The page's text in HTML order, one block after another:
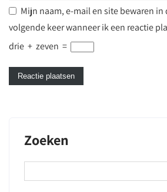
Mijn naam, e-mail en site bewaren in
volgende keer wanneer ik een reactie
drie + zeven =
Zoeken